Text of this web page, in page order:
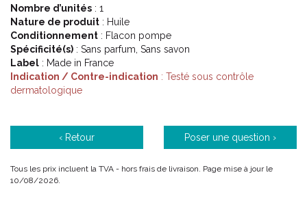
apaise les sensations de démangeaisons.
Sa mousse fine et extra-douce apporte un confort immédiat et
durable pour les peaux sèches à très sèches.
Nourrit
Grâce à sa haute concentration en glycérine, l’ huile
Xémose laisse un film protecteur non gras qui protège la
sensations de démangeaisons, tiraillements et inconfort.
Nombre d’unités : 1
Nature de produit : Huile
Conditionnement : Flacon pompe
Spécificité(s) : Sans parfum, Sans savon
Label : Made in France
Indication / Contre-indication : Testé sous contrôle
dermatologique
‹ Retour Poser une question ›
Tous les prix incluent la TVA - hors frais de livraison. Page mise à jour le
10/08/2026.